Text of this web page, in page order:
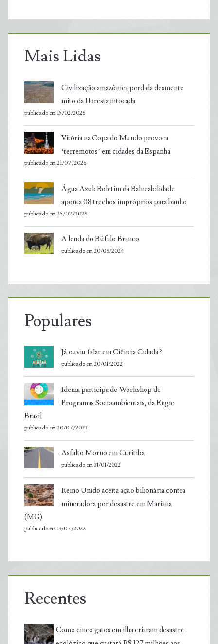
Mais Lidas
Civilização amazônica perdida desmente
mito da floresta intocada
publicado em 15/02/2026
Vitória na Copa do Mundo provoca
‘terremotos’ em cidades da Espanha
publicado em 21/07/2026
Água Azul: Boletim da Balneabilidade
aponta 08 trechos impróprios para banho
publicado em 25/07/2026
A lenda do Búfalo Branco
publicado em 20/06/2024
Populares
Já ouviu falar em Ciência Cidadã?
publicado em 20/01/2022
Idema participa do Workshop de
Programas Socioambientais, da Engie
Brasil
publicado em 20/07/2022
Asfalto Morno em Curitiba
publicado em 31/01/2022
Reino Unido aceita ação bilionária contra
mineradora por desastre em Mariana
(MG)
publicado em 13/07/2022
Recentes
Como cinco gatos em ilha criaram desastre